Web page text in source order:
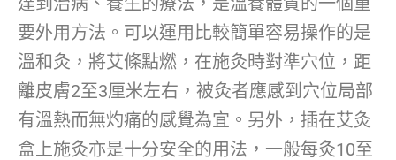
要外用方法。可以運用比較簡單容易操作的是
溫和灸，將艾條點燃，在施灸時對準穴位，距
離皮膚2至3厘米左右，被灸者應感到穴位局部
有溫熱而無灼痛的感覺為宜。另外，插在艾灸
盒上施灸亦是十分安全的用法，一般每灸10至